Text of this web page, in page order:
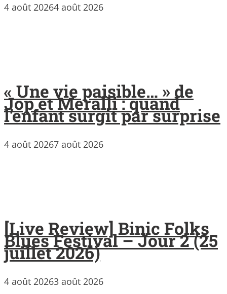
4 août 20264 août 2026
« Une vie paisible… » de
Jop et Meralli : quand
l’enfant surgit par surprise
4 août 20267 août 2026
[Live Review] Binic Folks
Blues Festival – Jour 2 (25
juillet 2026)
4 août 20263 août 2026